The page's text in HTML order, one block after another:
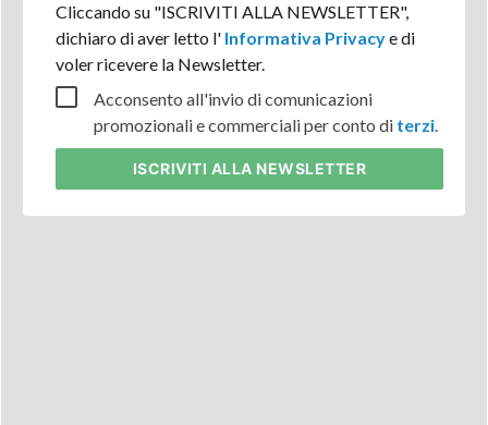
Cliccando su "ISCRIVITI ALLA NEWSLETTER",
dichiaro di aver letto l'Informativa Privacye di
voler ricevere la Newsletter.
Acconsento all'invio di comunicazioni
promozionali e commerciali per conto di terzi.
ISCRIVITI ALLA NEWSLETTER